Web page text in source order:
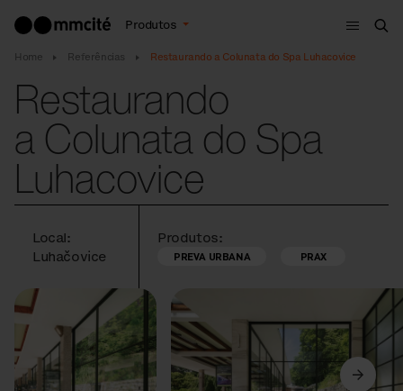
Produtos
Menu
Home Referências Restaurando a Colunata do Spa Luhacovice
Restaurando
a Colunata do Spa
Luhacovice
Local:
Luhačovice
Produtos:
PREVA URBANA PRAX